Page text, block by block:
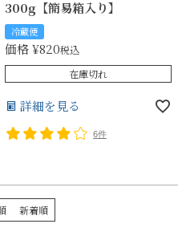
300g【簡易箱入り】
冷蔵便
価格¥820税込
在庫切れ
詳細を見る
6件
新着順